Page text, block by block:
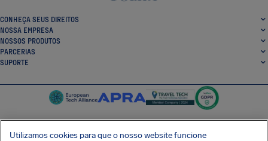
CONHEÇA SEUS DIREITOS
NOSSA EMPRESA
NOSSOS PRODUTOS
PARCERIAS
SUPORTE
Utilizamos cookies para que o nosso website funcione